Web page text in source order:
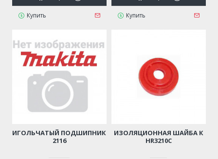
Купить Купить
ИГОЛЬЧАТЫЙ ПОДШИПНИК
2116
ИЗОЛЯЦИОННАЯ ШАЙБА К
HR3210C